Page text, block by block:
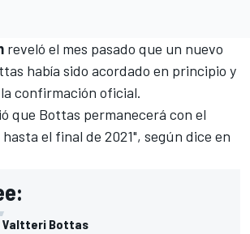
reveló el mes pasado que un nuevo
había sido acordado en principio y
confirmación oficial.
que Bottas permanecerá con el
el final de 2021", según dice en
Valtteri Bottas